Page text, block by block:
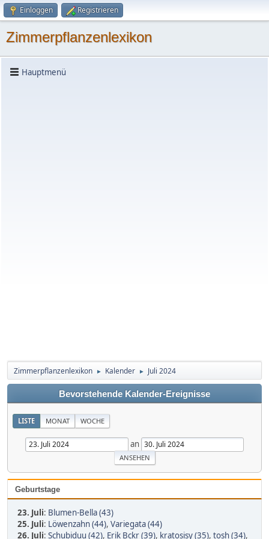
Einloggen Registrieren
Zimmerpflanzenlexikon
Hauptmenü
Zimmerpflanzenlexikon ► Kalender ► Juli 2024
Bevorstehende Kalender-Ereignisse
LISTE MONAT WOCHE
an
Geburtstage
23. Juli: Blumen-Bella (43)
25. Juli: Löwenzahn (44), Variegata (44)
26. Juli: Schubiduu (42), Erik Bckr (39), kratosisy (35), tosh (34),